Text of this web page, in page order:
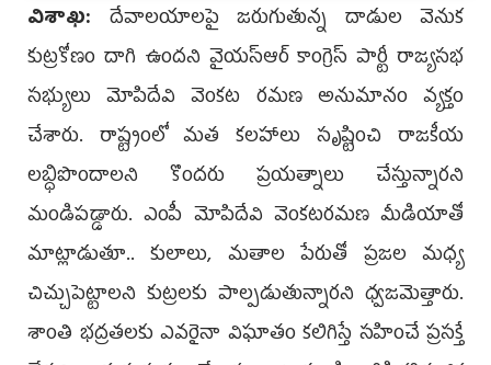
విశాఖ: ‌దేవాల‌యాలపై జ‌రుగుతున్న దాడుల వెనుక
కుట్ర‌కోణం దాగి ఉంద‌ని వైయ‌స్ఆర్ కాంగ్రెస్ పార్టీ రాజ్య‌స‌భ
స‌భ్యులు మోపిదేవి వెంక‌ట ర‌మ‌ణ అనుమానం వ్య‌క్తం
చేశారు. రాష్ట్రంలో మ‌త కలహాలు సృష్టించి రాజకీయ
లబ్ధిపొందాలని కొందరు ప్రయత్నాలు చేస్తున్నారని
మండిపడ్డారు. ఎంపీ మోపిదేవి వెంక‌ట‌ర‌మ‌ణ మీడియాతో
మాట్లాడుతూ.. కులాలు, మతాల పేరుతో ప్రజల మధ్య
చిచ్చుపెట్టాలని కుట్రలకు పాల్పడుతున్నారని ధ్వజమెత్తారు.
శాంతి భద్రతలకు ఎవరైనా విఘాతం కలిగిస్తే సహించే ప్రసక్తే